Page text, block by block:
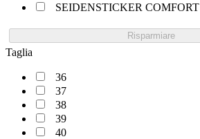
SEIDENSTICKER COMFORT
Risparmiare
Taglia
36
37
38
39
40